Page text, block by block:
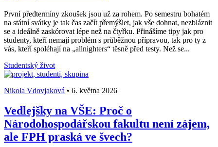
První předtermíny zkoušek jsou už za rohem. Po semestru bohatém
na státní svátky je tak čas začít přemýšlet, jak vše dohnat, nezbláznit
se a ideálně zaskórovat lépe než na čtyřku. Přinášíme tipy jak pro
studenty, kteří nemají problém s průběžnou přípravou, tak pro ty z
vás, kteří spoléhají na „allnighters“ těsně před testy. Než se...
Studentský život
Nikola Vdovjaková • 6. května 2026
Vedlejšky na VŠE: Proč o
Národohospodářskou fakultu není zájem,
ale FPH praská ve švech?